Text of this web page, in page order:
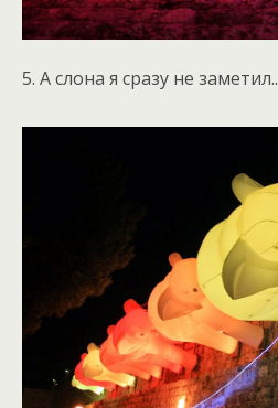
5. А слона я сразу не заметил..